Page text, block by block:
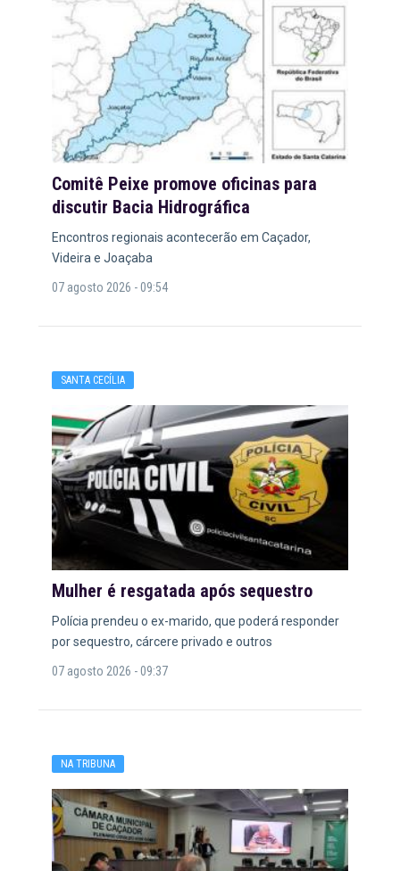
Comitê Peixe promove oficinas para
discutir Bacia Hidrográfica
Encontros regionais acontecerão em Caçador,
Videira e Joaçaba
07 agosto 2026 - 09:54
SANTA CECÍLIA
Mulher é resgatada após sequestro
Polícia prendeu o ex-marido, que poderá responder
por sequestro, cárcere privado e outros
07 agosto 2026 - 09:37
NA TRIBUNA